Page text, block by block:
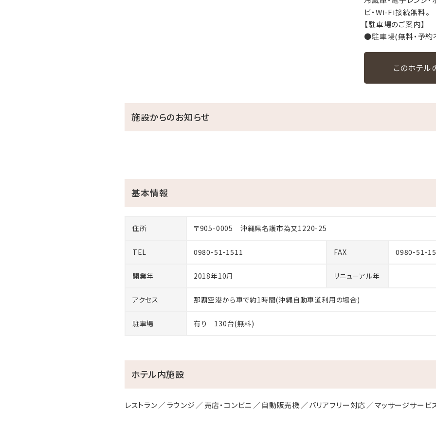
ビ・Wi-Fi接続無料。
【駐車場のご案内】
●駐車場(無料・予約
このホテル
施設からのお知らせ
基本情報
住所 〒905-0005 沖縄県名護市為又1220-25
TEL 0980-51-1511 FAX 0980-51-
開業年 2018年10月 リニューアル年
アクセス 那覇空港から車で約1時間(沖縄自動車道利用の場合)
駐車場 有り 130台(無料)
ホテル内施設
レストラン ラウンジ 売店・コンビニ 自動販売機 バリアフリー対応 マッサージサービ